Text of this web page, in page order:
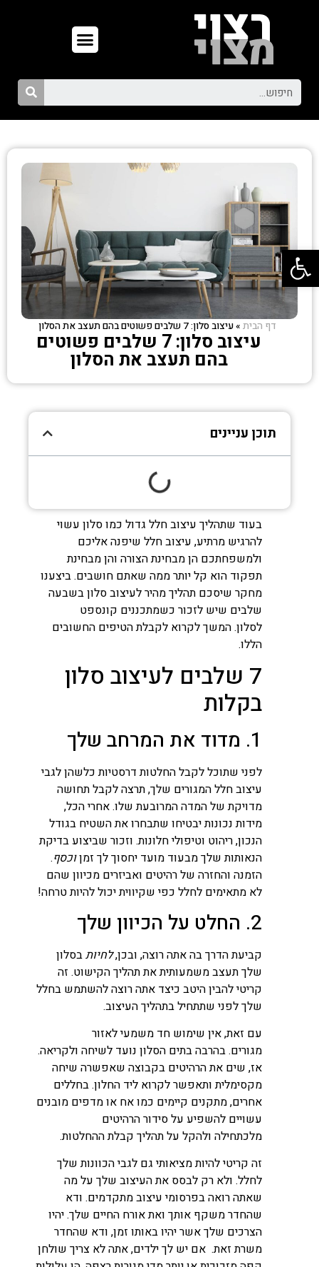
פתח סרגל נגישות
עיצוב סלון: 7 שלבים פשוטים
בהם תעצב את הסלון
דף הבית »עיצוב סלון: 7 שלבים פשוטים בהם תעצב את הסלון
תוכן עניינים
בעוד שתהליך עיצוב חלל גדול כמו סלון עשוי
להרגיש מרתיע, עיצוב חלל שיפנה אליכם
ולמשפחתכם הן מבחינת הצורה והן מבחינת
תפקוד הוא קל יותר ממה שאתם חושבים. ביצענו
מחקר שיסכם תהליך מהיר לעיצוב סלון בשבעה
שלבים שיש לזכור כשמתכננים קונספט
לסלון. המשך לקרוא לקבלת הטיפים החשובים
הללו.
7 שלבים לעיצוב סלון
בקלות
1. מדוד את המרחב שלך
לפני שתוכל לקבל החלטות דרסטיות כלשהן לגבי
עיצוב חלל המגורים שלך, תרצה לקבל תחושה
מדויקת של המדה המרובעת שלו. אחרי הכל,
מידות נכונות יבטיחו שתבחרו את השטיח בגודל
הנכון, ריהוט וטיפולי חלונות. וזכור שביצוע בדיקת
הנאותות שלך מבעוד מועד יחסוך לך זמןוכסף.
הזמנה והחזרה של רהיטים ואביזרים מכיוון שהם
לא מתאימים לחלל כפי שקיווית יכול להיות טרחה!
2. החלט על הכיוון שלך
קביעת הדרך בה אתה רוצה, ובכן,לחיותבסלון
שלך תעצב משמעותית את תהליך הקישוט. זה
קריטי להבין היטב כיצד אתה רוצה להשתמש בחלל
שלך לפני שתתחיל בתהליך העיצוב.
עם זאת, אין שימוש חד משמעי לאזור
מגורים. בהרבה בתים הסלון נועד לשיחה ולקריאה.
אז, שים את הרהיטים בקבוצה שאפשרה שיחה
מקסימלית ותאפשר לקרוא ליד החלון. בחללים
אחרים, מתקנים קיימים כמו אח או מדפים מובנים
עשויים להשפיע על סידור הרהיטים
מלכתחילה ולהקל על תהליך קבלת ההחלטות.
זה קריטי להיות מציאותי גם לגבי הכוונות שלך
לחלל. ולא רק לבסס את העיצוב שלך על מה
שאתה רואה בפרסומי עיצוב מתקדמים. ודא
שהחדר משקף אותך ואת אורח החיים שלך. יהיו
הצרכים שלך אשר יהיו באותו זמן, ודא שהחדר
משרת זאת. אם יש לך ילדים, אתה לא צריך שולחן